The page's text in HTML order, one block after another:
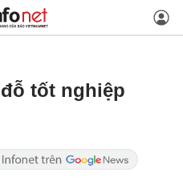
tốt nghiệp